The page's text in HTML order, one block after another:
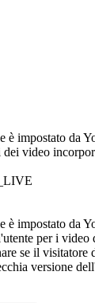
è impostato da
video
è impostato da
per i video
se il visitatore
versione